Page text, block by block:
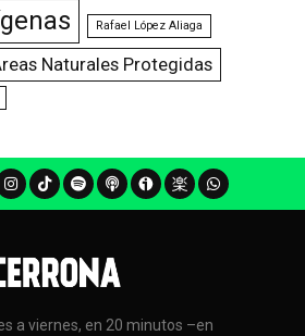
Rafael López Aliaga
Naturales Protegidas
a viernes, en 20 minutos –en